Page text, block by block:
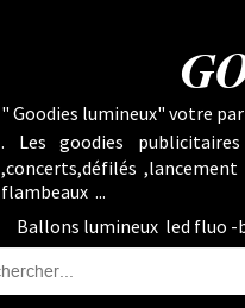
" Goodies lumineux" votre
. Les goodies
,concerts,défilés
flambeaux ...
Ballons lumineux led fluo